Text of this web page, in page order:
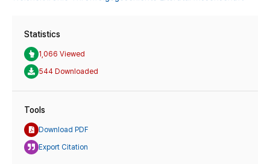
Statistics
1,066 Viewed
544 Downloaded
Tools
Download PDF
Export Citation